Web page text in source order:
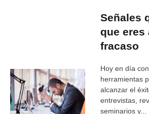
Señales
que eres
fracaso
Hoy en día
herramientas
alcanzar el
entrevistas,
seminarios y...